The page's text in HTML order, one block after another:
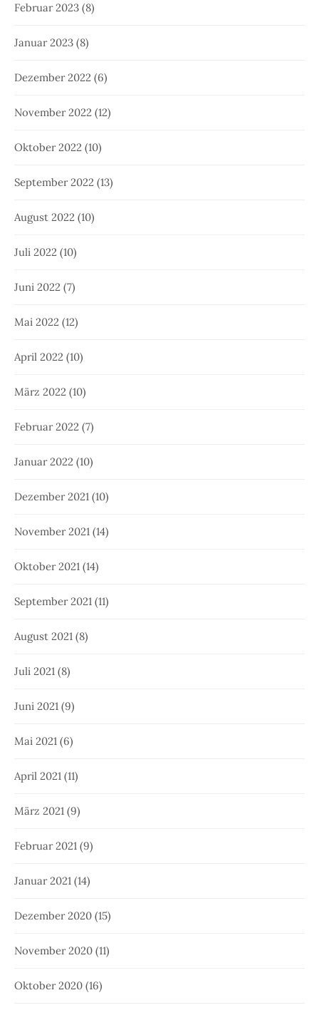
Februar 2023 (8)
Januar 2023 (8)
Dezember 2022 (6)
November 2022 (12)
Oktober 2022 (10)
September 2022 (13)
August 2022 (10)
Juli 2022 (10)
Juni 2022 (7)
Mai 2022 (12)
April 2022 (10)
März 2022 (10)
Februar 2022 (7)
Januar 2022 (10)
Dezember 2021 (10)
November 2021 (14)
Oktober 2021 (14)
September 2021 (11)
August 2021 (8)
Juli 2021 (8)
Juni 2021 (9)
Mai 2021 (6)
April 2021 (11)
März 2021 (9)
Februar 2021 (9)
Januar 2021 (14)
Dezember 2020 (15)
November 2020 (11)
Oktober 2020 (16)